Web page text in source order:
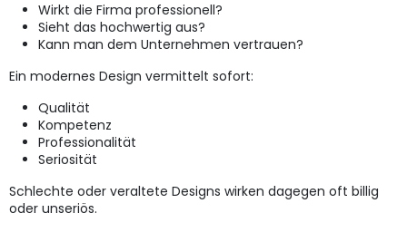
Wirkt die Firma professionell?
Sieht das hochwertig aus?
Kann man dem Unternehmen vertrauen?
Ein modernes Design vermittelt sofort:
Qualität
Kompetenz
Professionalität
Seriosität
Schlechte oder veraltete Designs wirken dagegen oft billig
oder unseriös.